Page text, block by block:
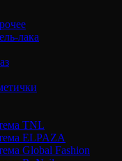
лака
TNL
ELPAZA
Global Fashion